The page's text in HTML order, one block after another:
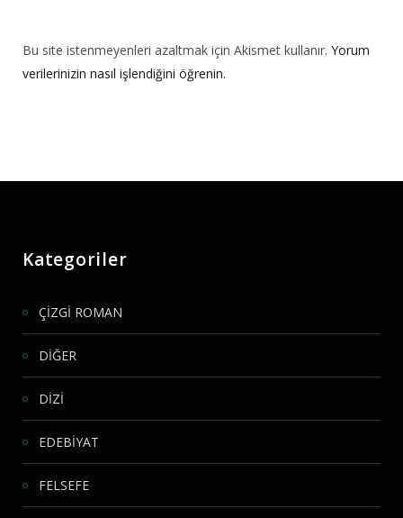
Bu site istenmeyenleri azaltmak için Akismet kullanır. Yorum
verilerinizin nasıl işlendiğini öğrenin.
Kategoriler
ÇİZGİ ROMAN
DİĞER
DİZİ
EDEBİYAT
FELSEFE